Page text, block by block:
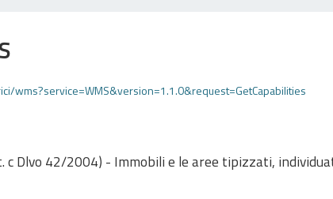
wms?service=WMS&version=1.1.0&request=GetCapabilities
c Dlvo 42/2004) - Immobili e le aree tipizzati,